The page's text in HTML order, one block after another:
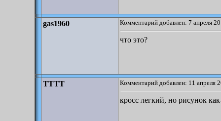
gas1960 Комментарий добавлен: 7 апреля
что это?
TTTT Комментарий добавлен: 11 апреля
кросс легкий, но рисунок